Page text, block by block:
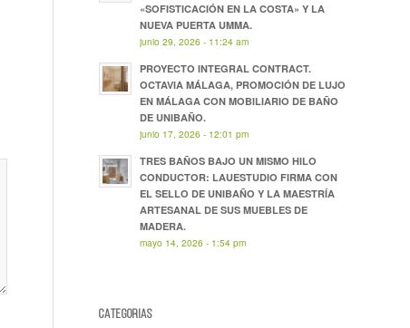
«SOFISTICACIÓN EN LA COSTA» Y LA
NUEVA PUERTA UMMA.
junio 29, 2026 - 11:24 am
PROYECTO INTEGRAL CONTRACT.
OCTAVIA MÁLAGA, PROMOCIÓN DE LUJO
EN MÁLAGA CON MOBILIARIO DE BAÑO
DE UNIBAÑO.
junio 17, 2026 - 12:01 pm
TRES BAÑOS BAJO UN MISMO HILO
CONDUCTOR: LAUESTUDIO FIRMA CON
EL SELLO DE UNIBAÑO Y LA MAESTRÍA
ARTESANAL DE SUS MUEBLES DE
MADERA.
mayo 14, 2026 - 1:54 pm
CATEGORIAS